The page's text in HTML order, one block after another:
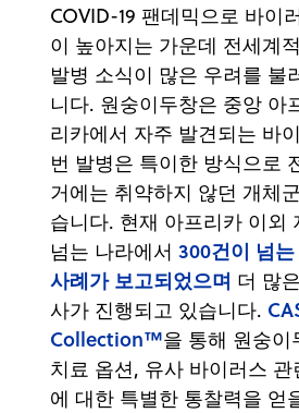
COVID-19 팬데믹으로 바이
이 높아지는 가운데 전세계
발병 소식이 많은 우려를 불
니다. 원숭이두창은 중앙 아
리카에서 자주 발견되는 바
번 발병은 특이한 방식으로
거에는 취약하지 않던 개체
습니다. 현재 아프리카 이외
넘는 나라에서 300건이 넘
사례가 보고되었으며 더 많
사가 진행되고 있습니다.
Collection™을 통해 원숭이
치료 옵션, 유사 바이러스
에 대한 특별한 통찰력을 얻